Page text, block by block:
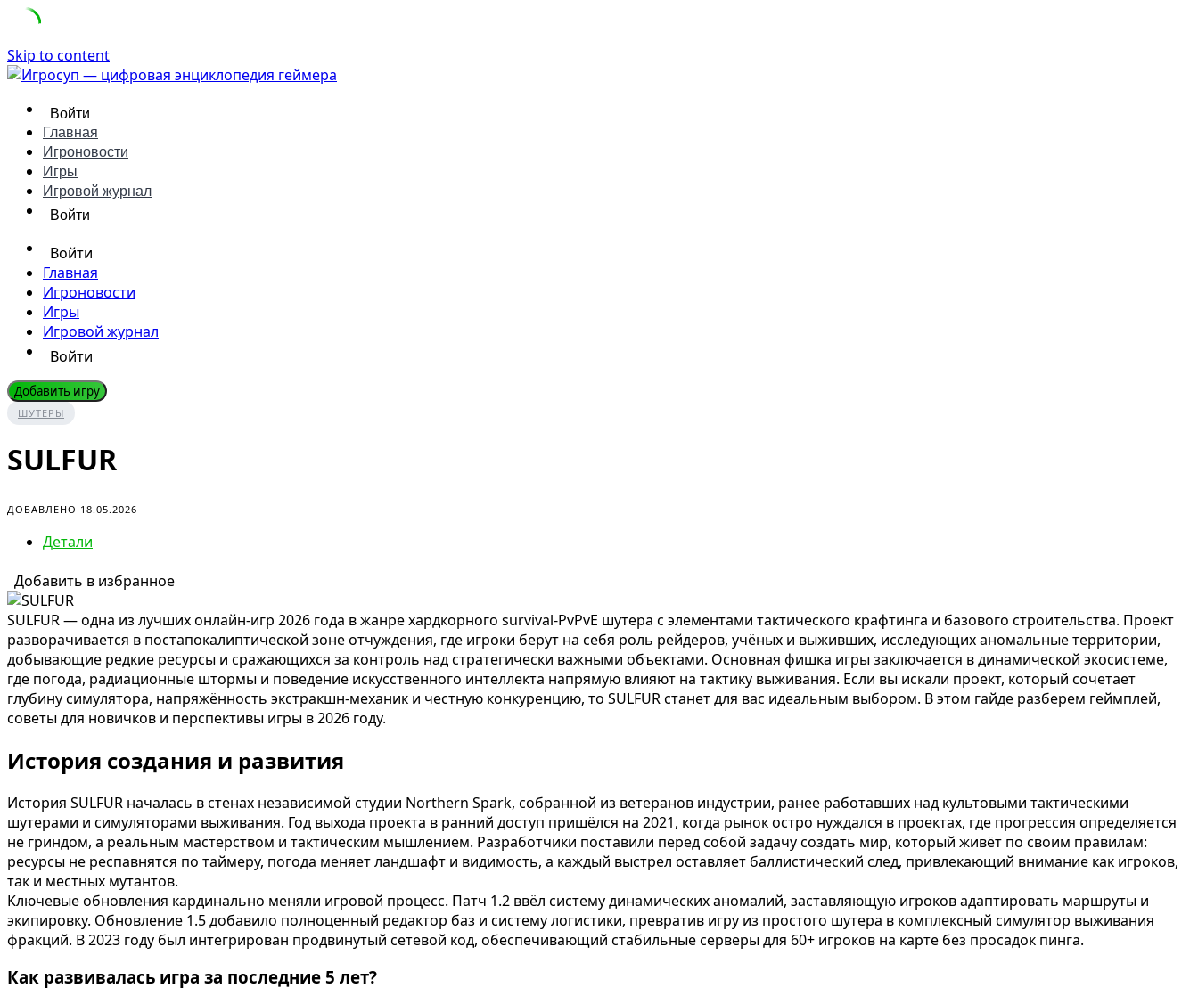
Skip to content
Войти
Главная
Игроновости
Игры
Игровой журнал
Войти
Войти
Главная
Игроновости
Игры
Игровой журнал
Войти
Добавить игру
ШУТЕРЫ
SULFUR
ДОБАВЛЕНО 18.05.2026
Детали
Добавить в избранное
SULFUR — одна из лучших онлайн-игр 2026 года в жанре хардкорного survival-PvPvE шутера с элементами тактического крафтинга и базового строительства. Проект
разворачивается в постапокалиптической зоне отчуждения, где игроки берут на себя роль рейдеров, учёных и выживших, исследующих аномальные территории,
добывающие редкие ресурсы и сражающихся за контроль над стратегически важными объектами. Основная фишка игры заключается в динамической экосистеме,
где погода, радиационные штормы и поведение искусственного интеллекта напрямую влияют на тактику выживания. Если вы искали проект, который сочетает
глубину симулятора, напряжённость экстракшн-механик и честную конкуренцию, то SULFUR станет для вас идеальным выбором. В этом гайде разберем геймплей,
советы для новичков и перспективы игры в 2026 году.
История создания и развития
История SULFUR началась в стенах независимой студии Northern Spark, собранной из ветеранов индустрии, ранее работавших над культовыми тактическими
шутерами и симуляторами выживания. Год выхода проекта в ранний доступ пришёлся на 2021, когда рынок остро нуждался в проектах, где прогрессия определяется
не гриндом, а реальным мастерством и тактическим мышлением. Разработчики поставили перед собой задачу создать мир, который живёт по своим правилам:
ресурсы не респавнятся по таймеру, погода меняет ландшафт и видимость, а каждый выстрел оставляет баллистический след, привлекающий внимание как игроков,
так и местных мутантов.
Ключевые обновления кардинально меняли игровой процесс. Патч 1.2 ввёл систему динамических аномалий, заставляющую игроков адаптировать маршруты и
экипировку. Обновление 1.5 добавило полноценный редактор баз и систему логистики, превратив игру из простого шутера в комплексный симулятор выживания
фракций. В 2023 году был интегрирован продвинутый сетевой код, обеспечивающий стабильные серверы для 60+ игроков на карте без просадок пинга.
Как развивалась игра за последние 5 лет?